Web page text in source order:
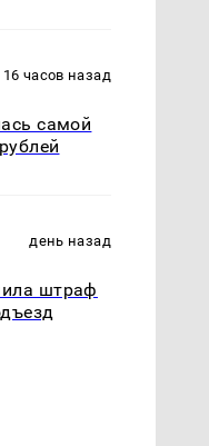
16 часов назад
самой
день назад
штраф